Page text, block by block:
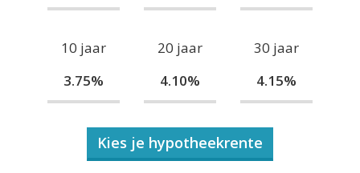
10 jaar
3.75%
20 jaar
4.10%
30 jaar
4.15%
Kies je hypotheekrente